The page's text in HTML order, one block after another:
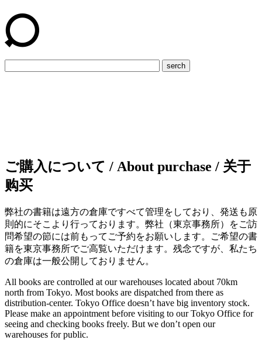
serch
ご購入について / About purchase / 关于
购买
弊社の書籍は遠方の倉庫ですべて管理をしており、発送も原
則的にそこより行っております。弊社（東京事務所）をご訪
問希望の節には前もってご予約をお願いします。ご希望の書
籍を東京事務所でご高覧いただけます。残念ですが、私たち
の倉庫は一般公開しておりません。
All books are controlled at our warehouses located about 70km
north from Tokyo. Most books are dispatched from there as
distribution-center. Tokyo Office doesn’t have big inventory stock.
Please make an appointment before visiting to our Tokyo Office for
seeing and checking books freely. But we don’t open our
warehouses for public.